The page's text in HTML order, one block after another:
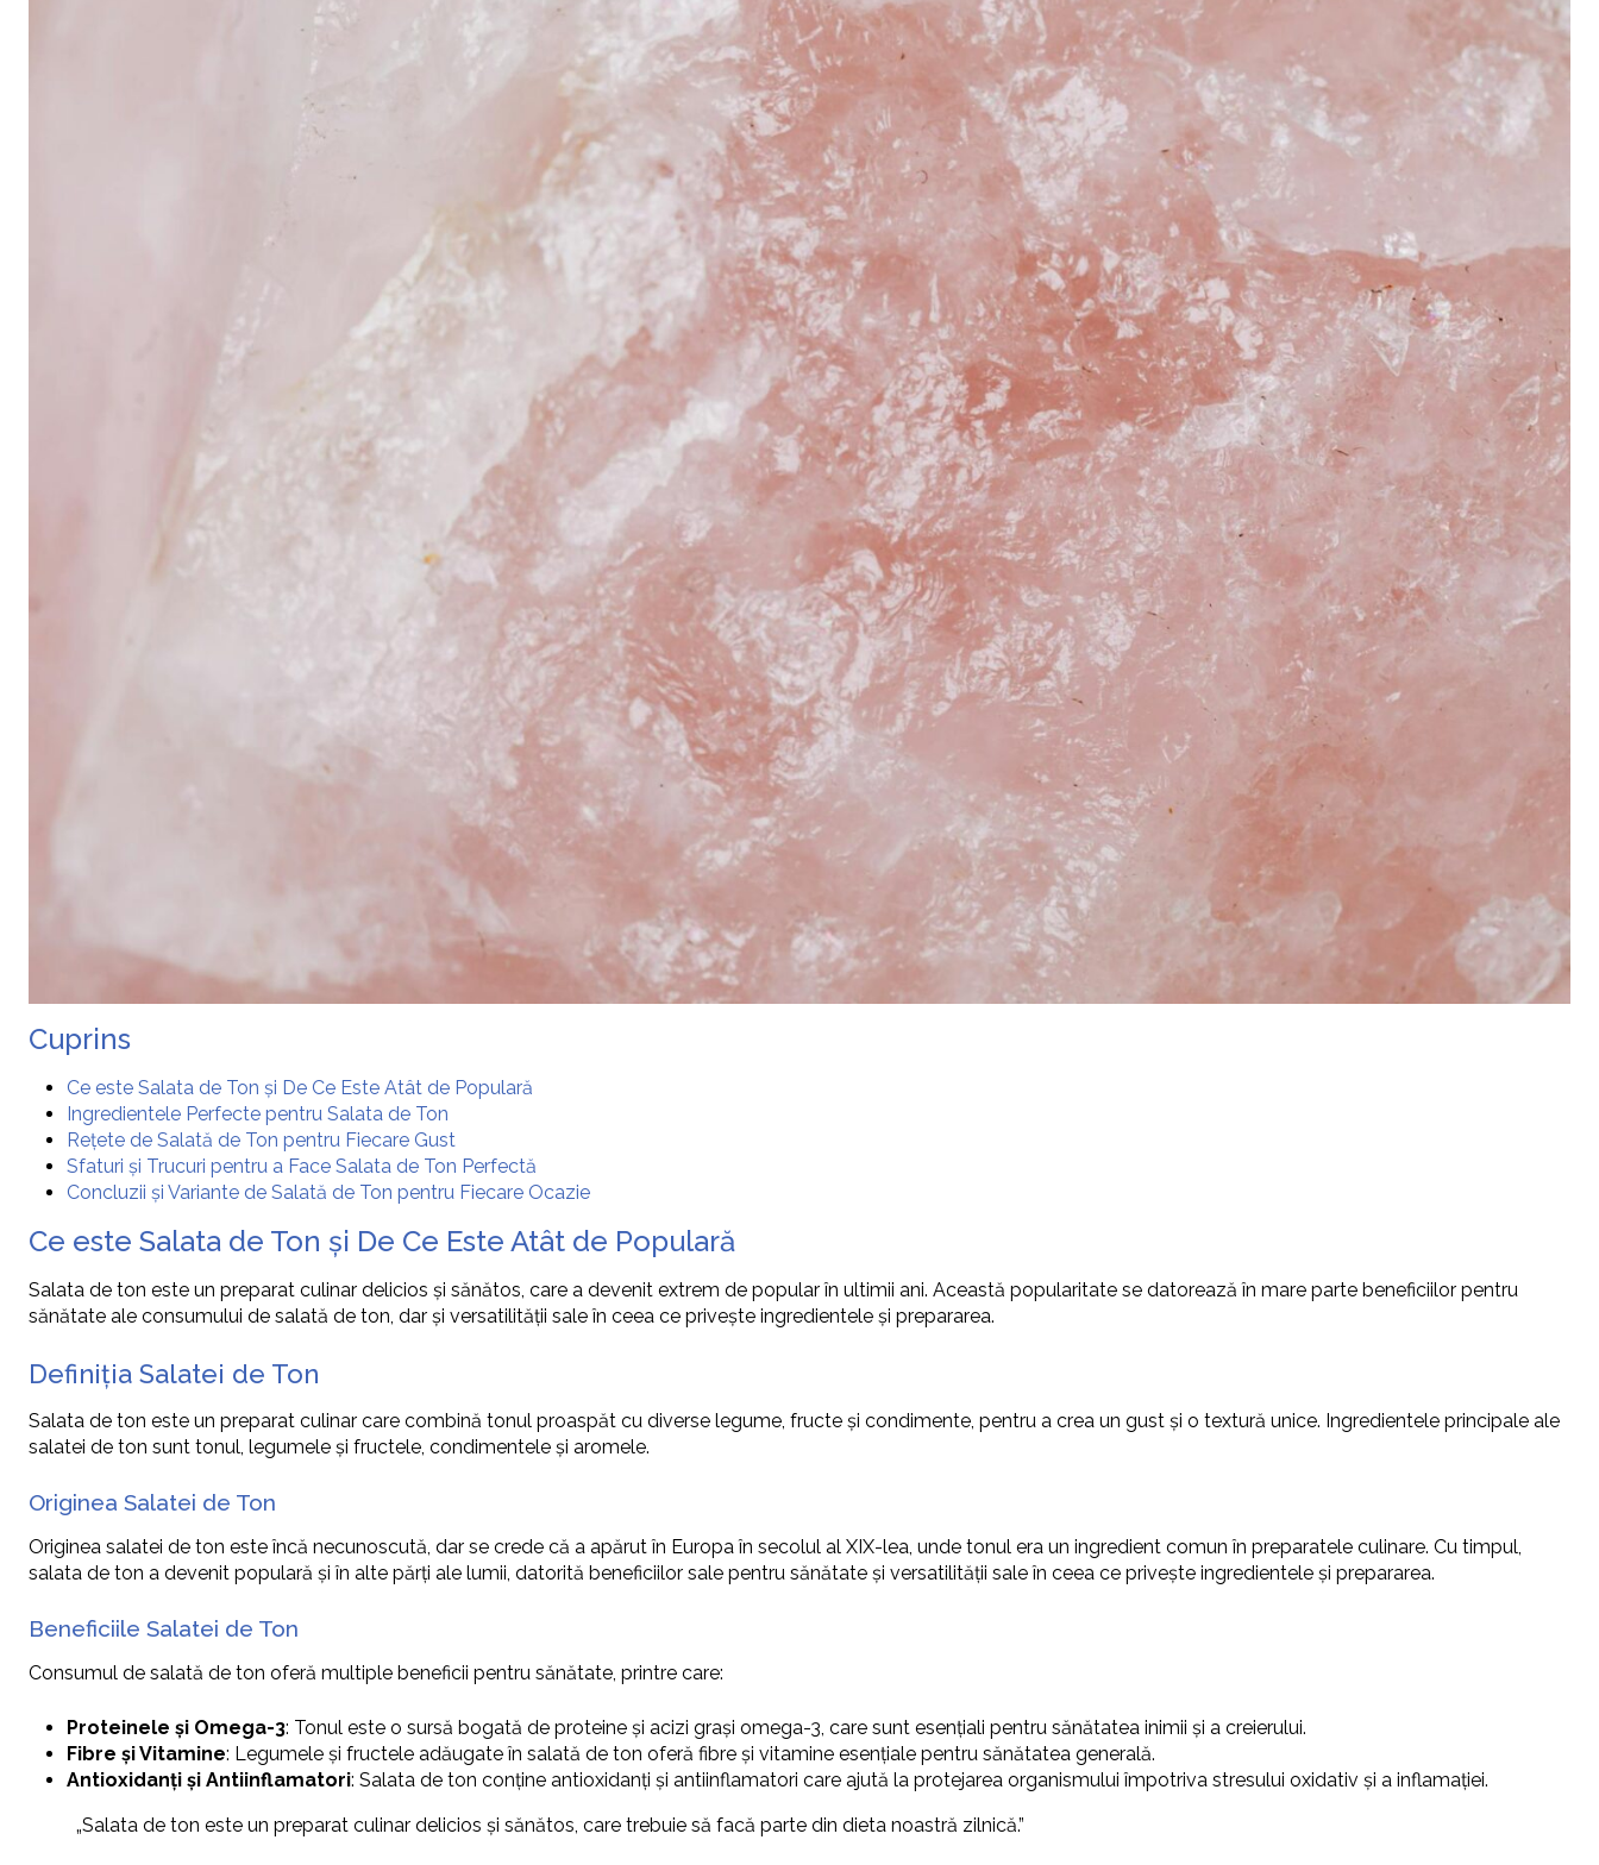
Cuprins
Ce este Salata de Ton și De Ce Este Atât de Populară
Ingredientele Perfecte pentru Salata de Ton
Rețete de Salată de Ton pentru Fiecare Gust
Sfaturi și Trucuri pentru a Face Salata de Ton Perfectă
Concluzii și Variante de Salată de Ton pentru Fiecare Ocazie
Ce este Salata de Ton și De Ce Este Atât de Populară
Salata de ton este un preparat culinar delicios și sănătos, care a devenit extrem de popular în ultimii ani. Această popularitate se datorează în mare parte beneficiilor pentru
sănătate ale consumului de salată de ton, dar și versatilității sale în ceea ce privește ingredientele și prepararea.
Definiția Salatei de Ton
Salata de ton este un preparat culinar care combină tonul proaspăt cu diverse legume, fructe și condimente, pentru a crea un gust și o textură unice. Ingredientele principale ale
salatei de ton sunt tonul, legumele și fructele, condimentele și aromele.
Originea Salatei de Ton
Originea salatei de ton este încă necunoscută, dar se crede că a apărut în Europa în secolul al XIX-lea, unde tonul era un ingredient comun în preparatele culinare. Cu timpul,
salata de ton a devenit populară și în alte părți ale lumii, datorită beneficiilor sale pentru sănătate și versatilității sale în ceea ce privește ingredientele și prepararea.
Beneficiile Salatei de Ton
Consumul de salată de ton oferă multiple beneficii pentru sănătate, printre care:
Proteinele și Omega-3: Tonul este o sursă bogată de proteine și acizi grași omega-3, care sunt esențiali pentru sănătatea inimii și a creierului.
Fibre și Vitamine: Legumele și fructele adăugate în salată de ton oferă fibre și vitamine esențiale pentru sănătatea generală.
Antioxidanți și Antiinflamatori: Salata de ton conține antioxidanți și antiinflamatori care ajută la protejarea organismului împotriva stresului oxidativ și a inflamației.
„Salata de ton este un preparat culinar delicios și sănătos, care trebuie să facă parte din dieta noastră zilnică.”